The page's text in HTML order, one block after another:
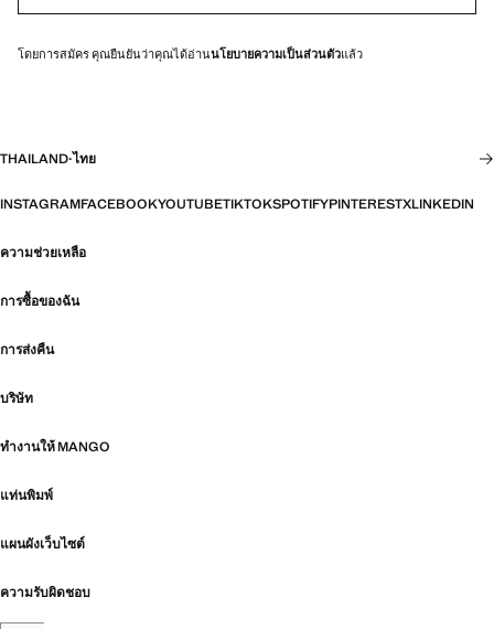
โดยการสมัคร คุณยืนยันว่าคุณได้อ่านนโยบายความเป็นส่วนตัวแล้ว
THAILAND·ไทย
INSTAGRAMFACEBOOKYOUTUBETIKTOKSPOTIFYPINTERESTXLINKEDIN
ความช่วยเหลือ
การซื้อของฉัน
การส่งคืน
บริษัท
ทำงานให้ MANGO
แท่นพิมพ์
แผนผังเว็บไซต์
ความรับผิดชอบ